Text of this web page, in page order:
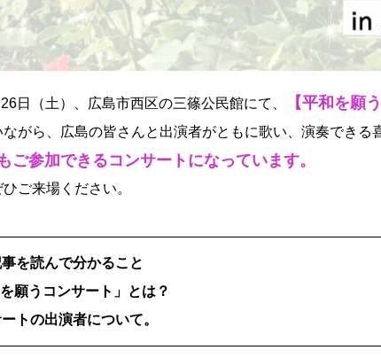
日（土）、広島市西区の三篠公民館にて、 【平和を願
がら、広島の皆さんと出演者がともに歌い、演奏できる
ご参加できるコンサートになっています。
ご来場ください。
を読んで分かること
願うコンサート」とは？
トの出演者について。